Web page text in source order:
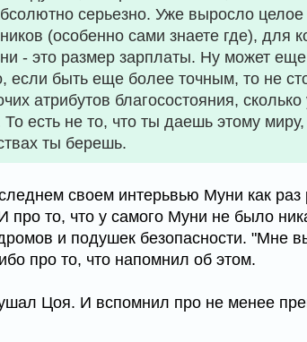
серьезно. Уже выросло
(особенно сами знаете где), для
- это размер зарплаты. Ну может
если быть еще более точным, то не
атрибутов благосостояния,
есть не то, что ты даешь этому миру,
ты берешь.
своем интерьвью Муни как раз
про то, что у самого Муни не было
и подушек безопасности. "Мне
про то, что напомнил об этом.
Цоя. И вспомнил про не менее